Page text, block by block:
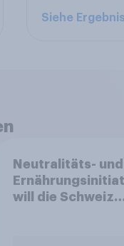
Siehe
Neutralitäts- und
will die Schweiz